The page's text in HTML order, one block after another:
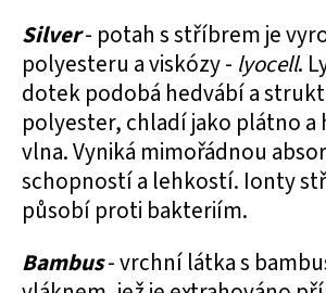
Silver- potah s stříbrem je
polyesteru a viskózy - lyocell.
dotek podobá hedvábí a
polyester, chladí jako plátno a
vlna. Vyniká mimořádnou
schopností a lehkostí. Ionty
působí proti bakteriím.
Bambus- vrchní látka s